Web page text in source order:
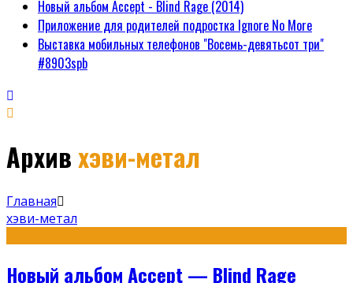
Новый альбом Accept - Blind Rage (2014)
Приложение для родителей подростка Ignore No More
Выставка мобильных телефонов "Восемь-девятьсот три"
#8903spb
Архивхэви-метал
Главная
хэви-метал
Новый альбом Accept — Blind Rage